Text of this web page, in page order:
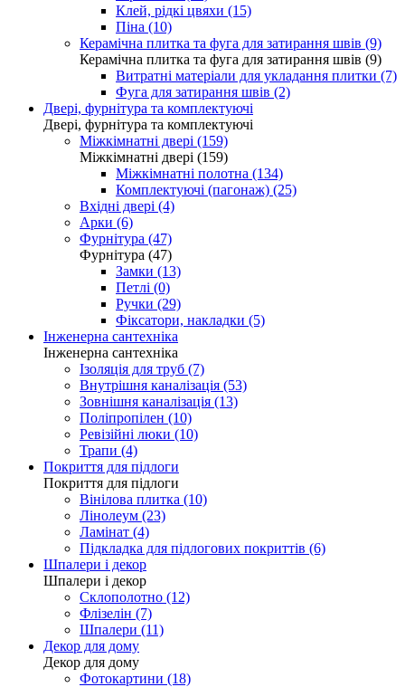
Клей, рідкі цвяхи (15)
Піна (10)
Керамічна плитка та фуга для затирання швів (9)
Керамічна плитка та фуга для затирання швів (9)
Витратні матеріали для укладання плитки (7)
Фуга для затирання швів (2)
Двері, фурнітура та комплектуючі
Двері, фурнітура та комплектуючі
Міжкімнатні двері (159)
Міжкімнатні двері (159)
Міжкімнатні полотна (134)
Комплектуючі (пагонаж) (25)
Вхідні двері (4)
Арки (6)
Фурнітура (47)
Фурнітура (47)
Замки (13)
Петлі (0)
Ручки (29)
Фіксатори, накладки (5)
Інженерна сантехніка
Інженерна сантехніка
Ізоляція для труб (7)
Внутрішня каналізація (53)
Зовнішня каналізація (13)
Поліпропілен (10)
Ревізійні люки (10)
Трапи (4)
Покриття для підлоги
Покриття для підлоги
Вінілова плитка (10)
Лінолеум (23)
Ламінат (4)
Підкладка для підлогових покриттів (6)
Шпалери і декор
Шпалери і декор
Склополотно (12)
Флізелін (7)
Шпалери (11)
Декор для дому
Декор для дому
Фотокартини (18)